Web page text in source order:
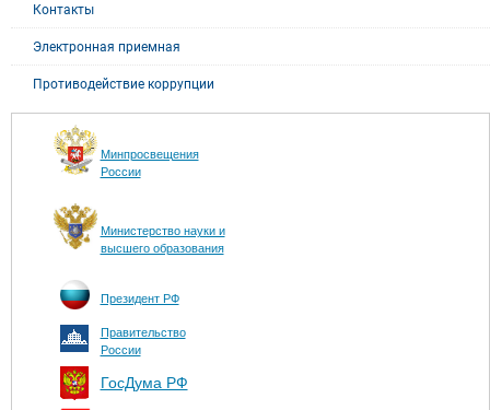
Контакты
Электронная приемная
Противодействие коррупции
Минпросвещения
России
Министерство науки и
высшего образования
Президент РФ
Правительство
России
ГосДума РФ